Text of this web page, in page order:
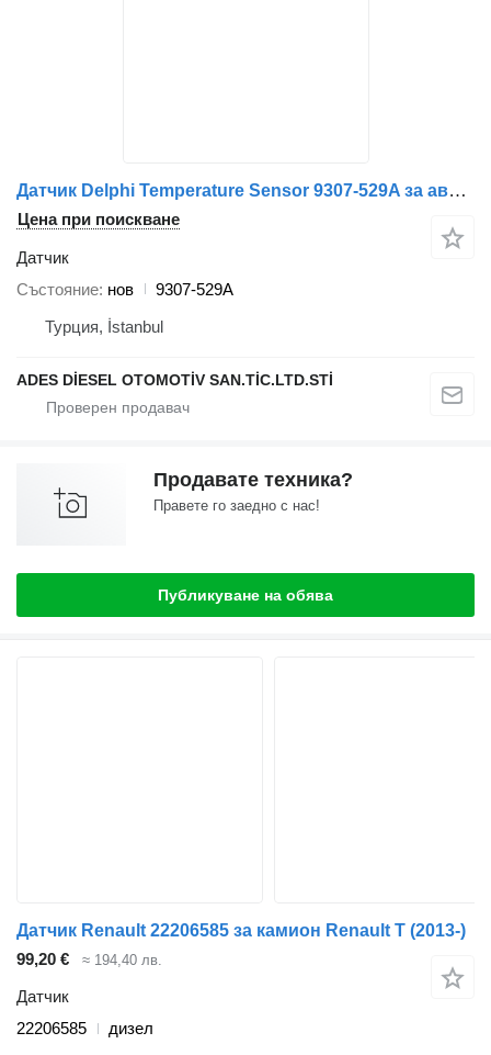
Датчик Delphi Temperature Sensor 9307-529A за автомобил Renault
Цена при поискване
Датчик
Състояние нов
9307-529A
Турция, İstanbul
ADES DİESEL OTOMOTİV SAN.TİC.LTD.STİ
Продавате техника?
Правете го заедно с нас!
Публикуване на обява
Датчик Renault 22206585 за камион Renault T (2013-)
99,20 €
≈ 194,40 лв.
Датчик
22206585
дизел